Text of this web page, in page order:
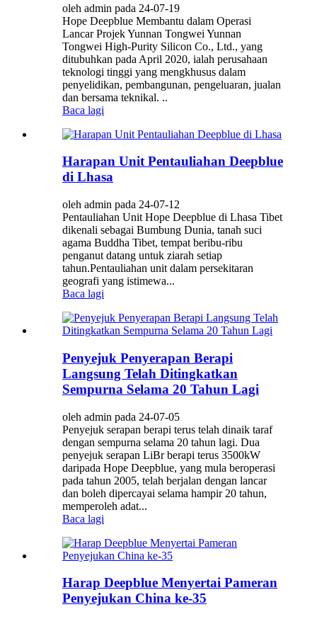
oleh admin pada 24-07-19
Hope Deepblue Membantu dalam Operasi
Lancar Projek Yunnan Tongwei Yunnan
Tongwei High-Purity Silicon Co., Ltd., yang
ditubuhkan pada April 2020, ialah perusahaan
teknologi tinggi yang mengkhusus dalam
penyelidikan, pembangunan, pengeluaran, jualan
dan bersama teknikal. ..
Baca lagi
Harapan Unit Pentauliahan Deepblue
di Lhasa
oleh admin pada 24-07-12
Pentauliahan Unit Hope Deepblue di Lhasa Tibet
dikenali sebagai Bumbung Dunia, tanah suci
agama Buddha Tibet, tempat beribu-ribu
penganut datang untuk ziarah setiap
tahun.Pentauliahan unit dalam persekitaran
geografi yang istimewa...
Baca lagi
Penyejuk Penyerapan Berapi
Langsung Telah Ditingkatkan
Sempurna Selama 20 Tahun Lagi
oleh admin pada 24-07-05
Penyejuk serapan berapi terus telah dinaik taraf
dengan sempurna selama 20 tahun lagi. Dua
penyejuk serapan LiBr berapi terus 3500kW
daripada Hope Deepblue, yang mula beroperasi
pada tahun 2005, telah berjalan dengan lancar
dan boleh dipercayai selama hampir 20 tahun,
memperoleh adat...
Baca lagi
Harap Deepblue Menyertai Pameran
Penyejukan China ke-35